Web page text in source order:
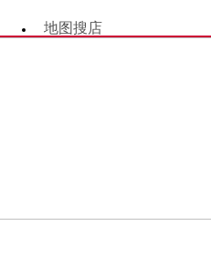
地图搜店